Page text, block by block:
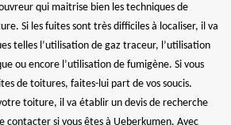
qui maitrise bien les techniques de
Si les fuites sont très difficiles à localiser, il va
telles l’utilisation de gaz traceur, l’utilisation
ou encore l’utilisation de fumigène. Si vous
de toitures, faites-lui part de vos soucis.
toiture, il va établir un devis de recherche
contacter si vous êtes à Ueberkumen. Avec